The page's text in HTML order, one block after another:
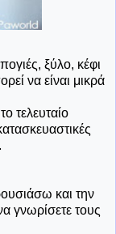
ξύλο, κέφι
να είναι μικρά
τελευταίο
και την
γνωρίσετε τους